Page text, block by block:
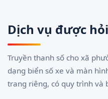
Dịch vụ được
Truyền thanh số cho xã
dạng biển số xe và màn
trang riêng, có quy trình và